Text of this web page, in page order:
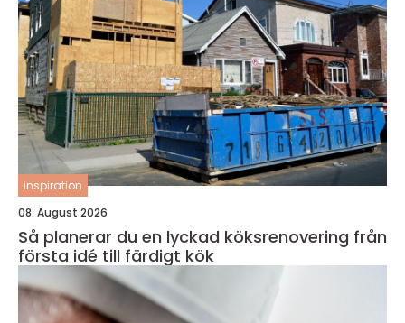
inspiration
08. August 2026
Så planerar du en lyckad köksrenovering från
första idé till färdigt kök